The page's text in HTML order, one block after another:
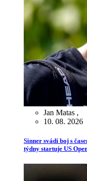
Jan Matas ,
10. 08. 2026
Sinner svádí boj s
týdny startuje US